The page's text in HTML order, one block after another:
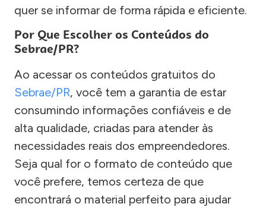
quer se informar de forma rápida e eficiente.
Por Que Escolher os Conteúdos do
Sebrae/PR?
Ao acessar os conteúdos gratuitos do
Sebrae/PR, você tem a garantia de estar
consumindo informações confiáveis e de
alta qualidade, criadas para atender às
necessidades reais dos empreendedores.
Seja qual for o formato de conteúdo que
você prefere, temos certeza de que
encontrará o material perfeito para ajudar